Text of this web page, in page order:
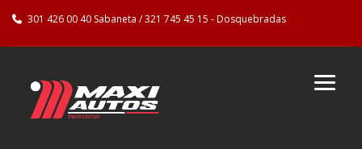
301 426 00 40 Sabaneta / 321 745 45 15 - Dosquebradas
EXPLORING